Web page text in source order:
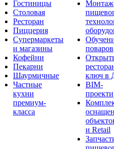
Гостиницы
Столовая
Ресторан
Пиццерия
Супермаркеты
и магазины
Кофейни
Пекарни
Шаурмичные
Частные
кухни
премиум-
класса
Монтаж
поваров
ключ в
BIM-
и Retail